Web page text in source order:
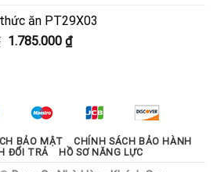
2.000.000 ₫.là:
1.800.000 ₫.
ăn PT29X03
Giá
1.785.000 ₫Giá
1.785.000 ₫.
BẢO MẬT
CHÍNH SÁCH BẢO HÀNH
ĐỔI TRẢ
HỒ SƠ NĂNG LỰC